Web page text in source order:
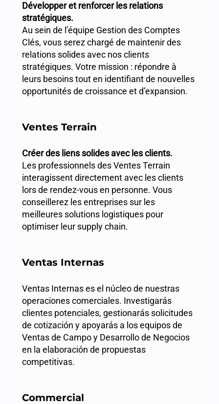
Développer et renforcer les relations
stratégiques.
Au sein de l’équipe Gestion des Comptes
Clés, vous serez chargé de maintenir des
relations solides avec nos clients
stratégiques. Votre mission : répondre à
leurs besoins tout en identifiant de nouvelles
opportunités de croissance et d’expansion.
Ventes Terrain
Créer des liens solides avec les clients.
Les professionnels des Ventes Terrain
interagissent directement avec les clients
lors de rendez-vous en personne. Vous
conseillerez les entreprises sur les
meilleures solutions logistiques pour
optimiser leur supply chain.
Ventas Internas
Ventas Internas es el núcleo de nuestras
operaciones comerciales. Investigarás
clientes potenciales, gestionarás solicitudes
de cotización y apoyarás a los equipos de
Ventas de Campo y Desarrollo de Negocios
en la elaboración de propuestas
competitivas.
Commercial